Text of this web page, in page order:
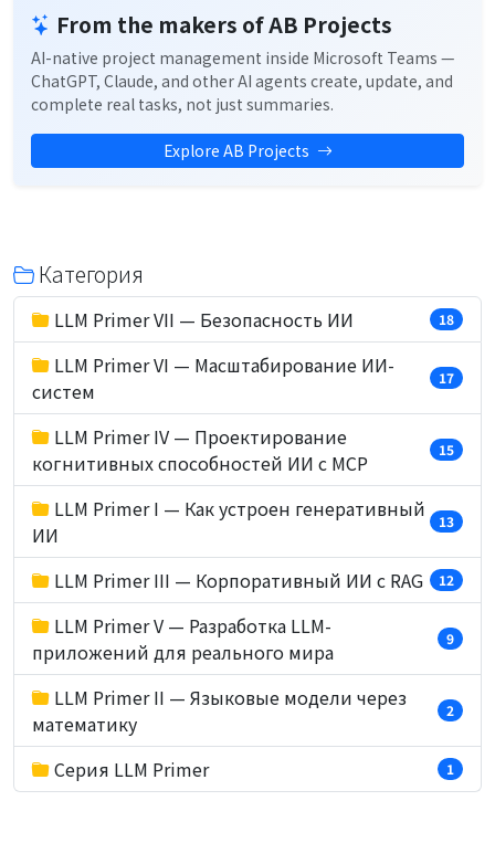
From the makers of AB Projects
AI-native project management inside Microsoft Teams —
ChatGPT, Claude, and other AI agents create, update, and
complete real tasks, not just summaries.
Explore AB Projects
Категория
LLM Primer VII — Безопасность ИИ 18
LLM Primer VI — Масштабирование ИИ-
систем
17
LLM Primer IV — Проектирование
когнитивных способностей ИИ с MCP
15
LLM Primer I — Как устроен генеративный
ИИ
13
LLM Primer III — Корпоративный ИИ с RAG 12
LLM Primer V — Разработка LLM-
приложений для реального мира
9
LLM Primer II — Языковые модели через
математику
2
Серия LLM Primer 1